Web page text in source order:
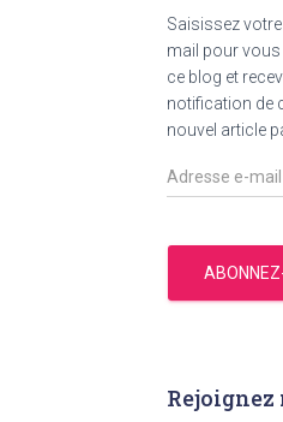
Saisissez
mail pour
ce blog et
notification de
nouvel article
Rejoignez